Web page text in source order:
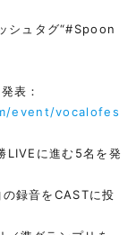
シュタグ“#Spoon
表：
event/vocalofes
LIVEに進む5名を発
録音をCASTに投